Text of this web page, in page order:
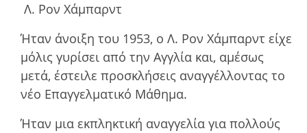
Λ. Ρον Χάμπαρντ
Ήταν άνοιξη του 1953, ο Λ. Ρον Χάμπαρντ είχε
µόλις γυρίσει από την Αγγλία και, αµέσως
µετά, έστειλε προσκλήσεις αναγγέλλοντας το
νέο Επαγγελµατικό Μάθηµα.
Ήταν µια εκπληκτική αναγγελία για πολλούς